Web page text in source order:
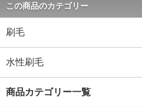
この商品のカテゴリー
刷毛
水性刷毛
商品カテゴリー一覧